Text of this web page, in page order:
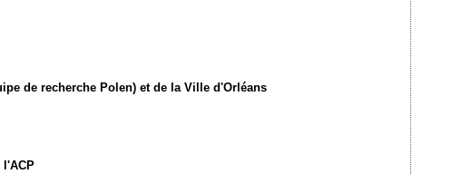
de recherche Polen) et de la Ville d'Orléans
l'ACP